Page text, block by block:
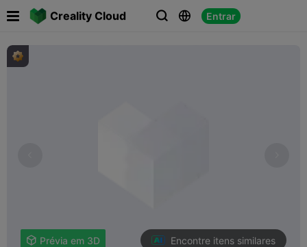
Creality Cloud   Entrar
 Prévia em 3D Encontre itens similares